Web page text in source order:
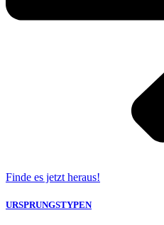
Finde es jetzt heraus!
URSPRUNGSTYPEN